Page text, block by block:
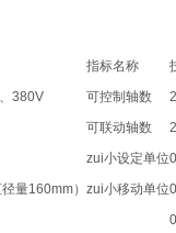
指标名称
380V 可控制轴数
可联动轴数
zui小设定单位
量160mm） zui小移动单位